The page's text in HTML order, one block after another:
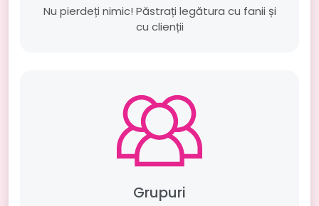
Nu pierdeți nimic! Păstrați legătura cu fanii și
cu clienții
Grupuri